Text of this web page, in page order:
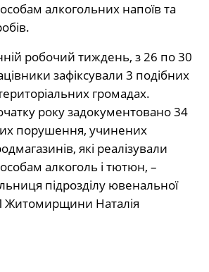
алкогольних напоїв та
робочий тиждень, з 26 по 30
зафіксували 3 подібних
громадах.
року задокументовано 34
порушення, учинених
які реалізували
алкоголь і тютюн, –
підрозділу ювенальної
Житомирщини Наталія